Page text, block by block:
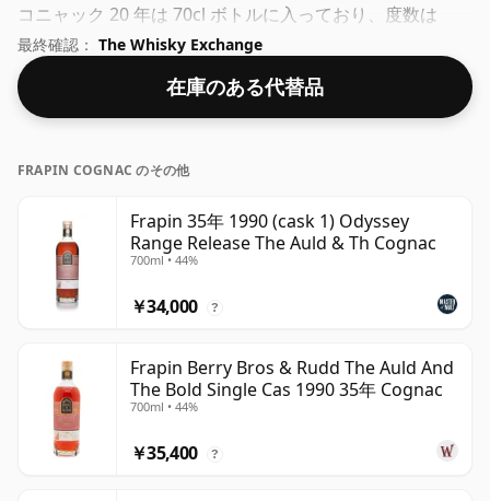
コニャック 20 年は 70cl ボトルに入っており、度数は
41.2% です。
最終確認： The Whisky Exchange
在庫のある代替品
FRAPIN COGNAC のその他
Frapin 35年 1990 (cask 1) Odyssey
Range Release The Auld & Th Cognac
700ml • 44%
￥34,000 ?
Frapin Berry Bros & Rudd The Auld And
The Bold Single Cas 1990 35年 Cognac
700ml • 44%
￥35,400 ?